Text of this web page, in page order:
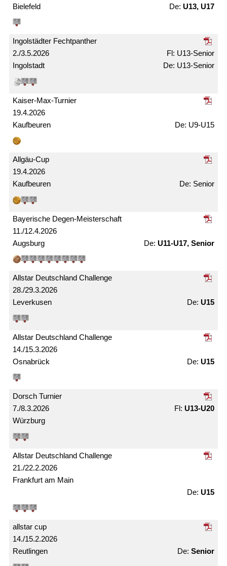
Bielefeld U13, U17
2./3.5.2026
Ingolstädter Fechtpanther
Ingolstadt
U13-Senior
U13-Senior
19.4.2026
Kaiser-Max-Turnier
Kaufbeuren U9-U15
19.4.2026
Allgäu-Cup
Kaufbeuren Senior
11./12.4.2026
Bayerische Degen-Meister­schaft
Augsburg U11-U17, Senior
28./29.3.2026
Allstar Deutschland Challenge
Leverkusen U15
14./15.3.2026
Allstar Deutschland Challenge
Osnabrück U15
7./8.3.2026
Dorsch Turnier
Würzburg
U13-U20
21./22.2.2026
Allstar Deutschland Challenge
Frankfurt am Main
U15
14./15.2.2026
allstar cup
Reutlingen Senior